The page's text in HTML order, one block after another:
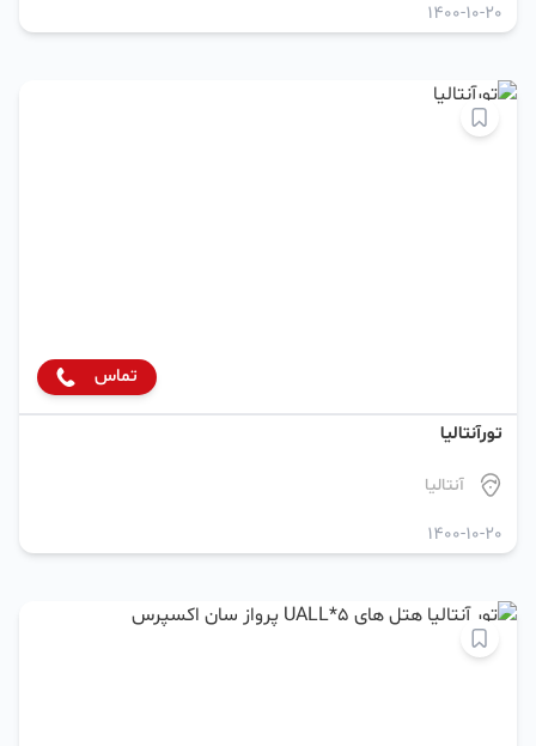
1400-10-20
تماس
تورآنتالیا
آنتالیا
1400-10-20